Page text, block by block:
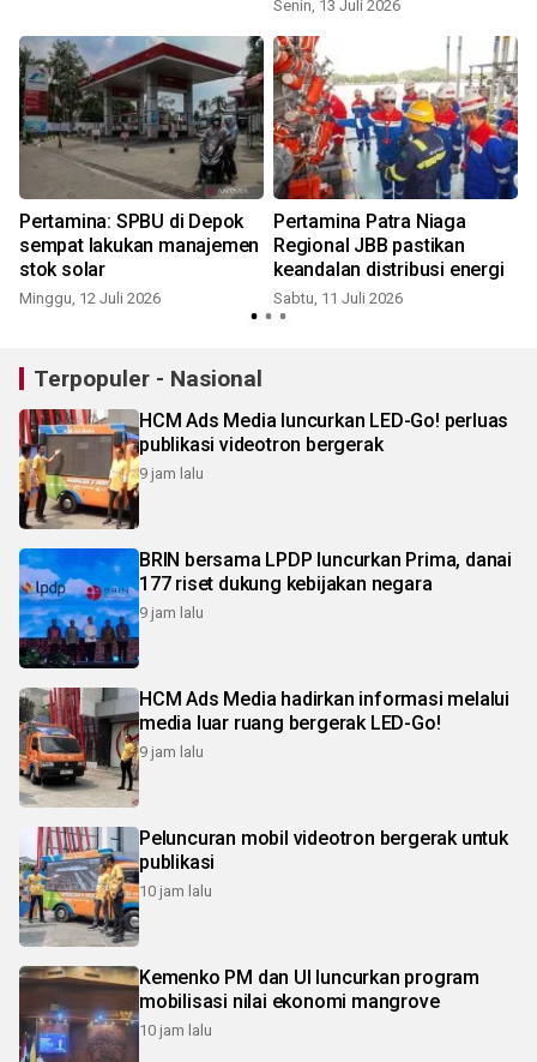
Senin, 13 Juli 2026
Pertamina: SPBU di Depok
sempat lakukan manajemen
stok solar
Minggu, 12 Juli 2026
Pertamina Patra Niaga
Regional JBB pastikan
keandalan distribusi energi
Sabtu, 11 Juli 2026
Terpopuler - Nasional
HCM Ads Media luncurkan LED-Go! perluas
publikasi videotron bergerak
9 jam lalu
BRIN bersama LPDP luncurkan Prima, danai
177 riset dukung kebijakan negara
9 jam lalu
HCM Ads Media hadirkan informasi melalui
media luar ruang bergerak LED-Go!
9 jam lalu
Peluncuran mobil videotron bergerak untuk
publikasi
10 jam lalu
Kemenko PM dan UI luncurkan program
mobilisasi nilai ekonomi mangrove
10 jam lalu